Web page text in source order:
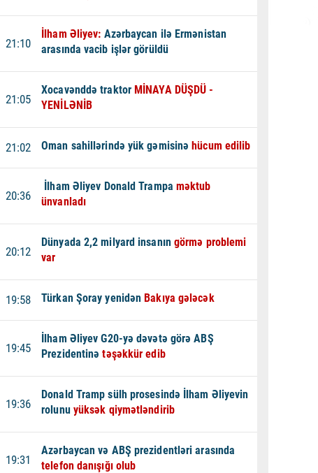
21:10
İlham Əliyev: Azərbaycan ilə Ermənistan
arasında vacib işlər görüldü
21:05
Xocavənddə traktor MİNAYA DÜŞDÜ -
YENİLƏNİB
21:02 Oman sahillərində yük gəmisinəhücum edilib
20:36
İlham Əliyev Donald Trampa məktub
ünvanladı
20:12
Dünyada 2,2 milyard insanın görmə problemi
var
19:58 Türkan Şoray yenidən Bakıya gələcək
19:45
İlham Əliyev G20-yə dəvətə görə ABŞ
Prezidentinətəşəkkür edib
19:36
Donald Tramp sülh prosesində İlham Əliyevin
rolunu yüksək qiymətləndirib
19:31
Azərbaycan və ABŞ prezidentləri arasında
telefon danışığı olub